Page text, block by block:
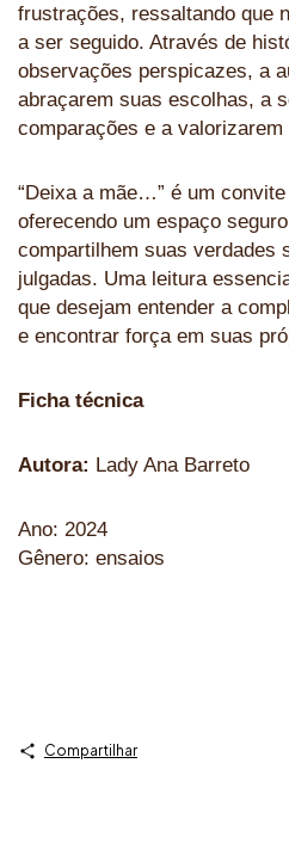
frustrações, ressaltando que
a ser seguido. Através de
observações perspicazes, a
abraçarem suas escolhas, a
comparações e a
“Deixa a mãe…” é um
oferecendo um espaço
compartilhem suas verdades
julgadas. Uma leitura
que desejam entender a
e encontrar força em suas
Ficha técnica
Autora: Lady Ana Barreto
Ano: 2024
Gênero: ensaios
Compartilhar